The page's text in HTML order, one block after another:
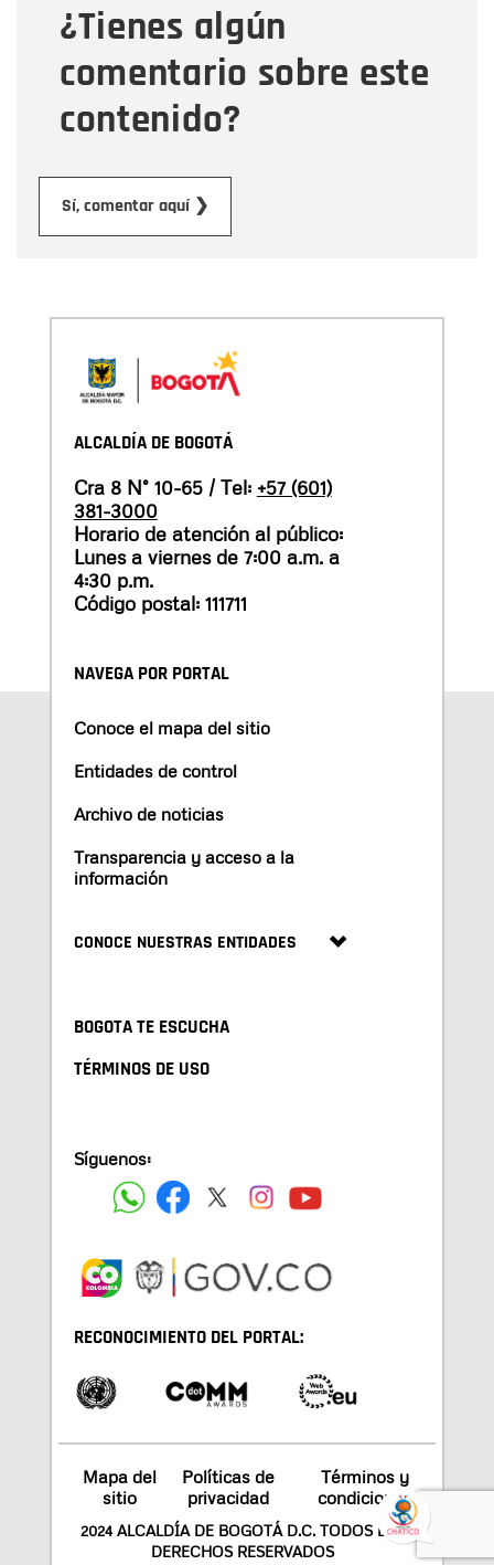
¿Tienes algún
comentario sobre este
contenido?
Sí, comentar aquí ❯
Mensaje
ALCALDÍA DE BOGOTÁ
Cra 8 N° 10-65 / Tel: +57 (601)
381-3000
Horario de atención al público:
Lunes a viernes de 7:00 a.m. a
4:30 p.m.
Código postal: 111711
NAVEGA POR PORTAL
Conoce el mapa del sitio
Entidades de control
Archivo de noticias
Transparencia y acceso a la
información
CONOCE NUESTRAS ENTIDADES
BOGOTA TE ESCUCHA
TÉRMINOS DE USO
Síguenos:
RECONOCIMIENTO DEL PORTAL:
Mapa del
sitio
Políticas de
privacidad
Términos y
condiciones
2024 ALCALDÍA DE BOGOTÁ D.C. TODOS LOS
DERECHOS RESERVADOS